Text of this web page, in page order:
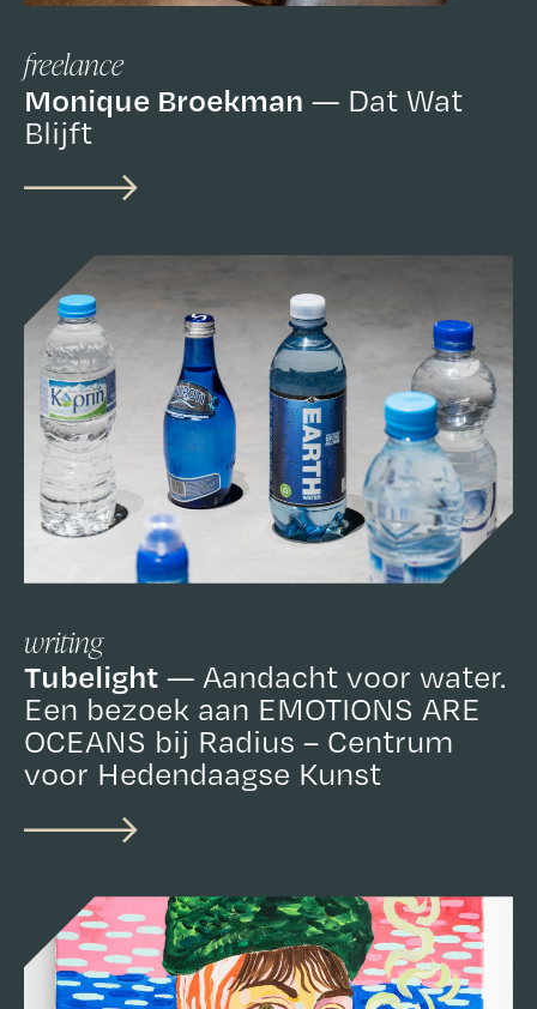
freelance
Monique Broekman
Dat Wat
Blijft
writing
Tubelight
Aandacht voor water.
Een bezoek aan EMOTIONS ARE
OCEANS bij Radius – Centrum
voor Hedendaagse Kunst